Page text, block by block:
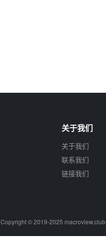
关于我们
关于我们
联系我们
链接我们
Copyright © 2019-2025 macroview.club